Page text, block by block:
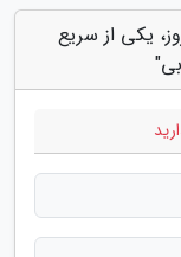
یکی از سریع